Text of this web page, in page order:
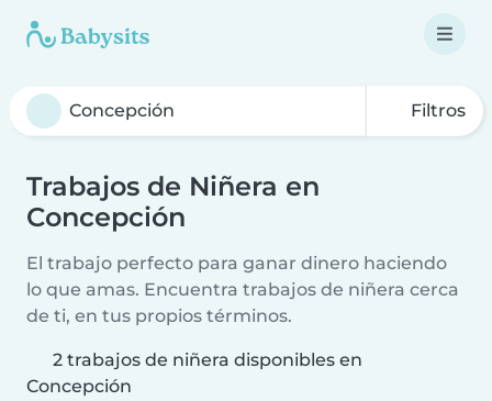
Filtros
Trabajos de Niñera en
Concepción
El trabajo perfecto para ganar dinero haciendo
lo que amas. Encuentra trabajos de niñera cerca
de ti, en tus propios términos.
2 trabajos de niñera disponibles en
Concepción